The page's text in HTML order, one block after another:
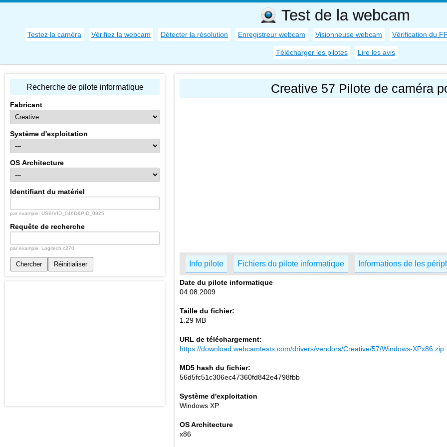
Test de la webcam
Testez la caméra Vérifiez la webcam Détecter la résolution Enregistreur webcam Visionneuse webcam Vérification du
Télécharger les pilotes Lire les avis
Creative 57 Pilote de caméra
Info pilote Fichiers du pilote informatique Informations de les
Date du pilote informatique
04.08.2009
Taille du fichier:
1.29 MB
URL de téléchargement:
https://download.webcamtests.com/drivers/vendors/Creative/57/Windows-XPx86.zip
MD5 hash du fichier:
56d5fc51c306ec47360fd842e4798fbb
Système d'exploitation
Windows XP
OS Architecture
x86
Recherche de pilote informatique
Fabricant
Système d'exploitation
OS Architecture
Identifiant du matériel
par example: USB\VID_046D&PID_0825
Requête de recherche
par example: Logitech c270
Chercher Réinitialiser